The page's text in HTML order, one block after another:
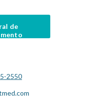
de
2550